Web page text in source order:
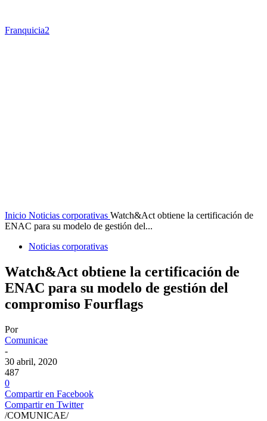
Franquicia2
Inicio Noticias corporativas Watch&Act obtiene la certificación de
ENAC para su modelo de gestión del...
Noticias corporativas
Watch&Act obtiene la certificación de
ENAC para su modelo de gestión del
compromiso Fourflags
Por
Comunicae
-
30 abril, 2020
487
0
Compartir en Facebook
Compartir en Twitter
/COMUNICAE/